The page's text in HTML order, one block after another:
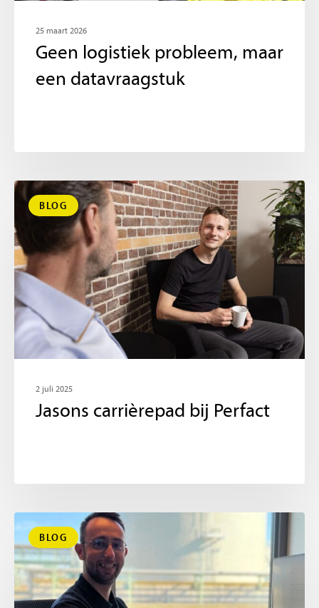
25 maart 2026
Geen logistiek probleem, maar
een datavraagstuk
BLOG
2 juli 2025
Jasons carrièrepad bij Perfact
BLOG